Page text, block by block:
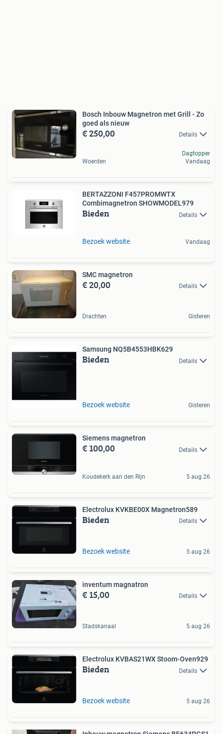
Bosch Inbouw Magnetron met Grill - Zo
goed als nieuw
€ 250,00 Details
Woerden
Dagtopper
Vandaag
BERTAZZONI F457PROMWTX
Combimagnetron SHOWMODEL979
Bieden Details
Bezoek website Vandaag
SMC magnetron
€ 20,00 Details
Drachten Gisteren
Samsung NQ5B4553HBK629
Bieden Details
Bezoek website Gisteren
Siemens magnetron
€ 100,00 Details
Koudekerk aan den Rijn 5 aug 26
Electrolux KVKBE00X Magnetron589
Bieden Details
Bezoek website 5 aug 26
inventum magnatron
€ 15,00 Details
Stadskanaal 5 aug 26
Electrolux KVBAS21WX Stoom-Oven929
Bieden Details
Bezoek website 5 aug 26